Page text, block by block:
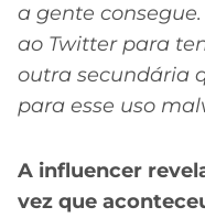
a gente
ao Twitter para
outra secundária
para esse uso
A influencer
vez que